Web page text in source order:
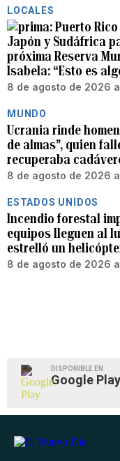
LOCALES
Puerto
Japón y Sudáfrica
próxima Reserva
Isabela: “Esto es
8 de agosto de 2026 a
MUNDO
Ucrania rinde
de almas”, quien
recuperaba
8 de agosto de 2026
ESTADOS UNIDOS
Incendio forestal
equipos lleguen al
estrelló un
8 de agosto de 2026
DISPONIBLE EN
Google Play